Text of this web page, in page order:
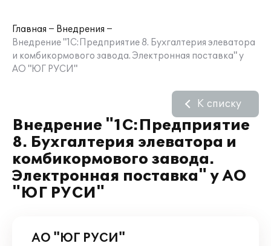
Главная
Внедрения
Внедрение "1С:Предприятие 8. Бухгалтерия элеватора
и комбикормового завода. Электронная поставка" у
АО "ЮГ РУСИ"
Внедрение "1С:Предприятие
8. Бухгалтерия элеватора и
комбикормового завода.
Электронная поставка" у АО
"ЮГ РУСИ"
К списку
АО "ЮГ РУСИ"